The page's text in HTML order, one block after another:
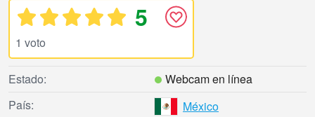
5
1 voto
Estado:
Webcam en línea
País:
México